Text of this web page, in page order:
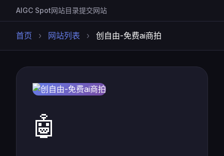
AIGC Spot网站目录提交网站
首页 › 网站列表 › 创自由-免费ai商拍
🤖